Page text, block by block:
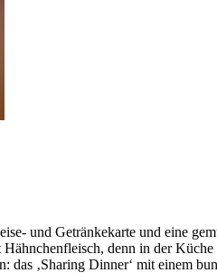
und Getränkekarte und eine
denn in der
das ‚Sharing Dinner‘ mit einem